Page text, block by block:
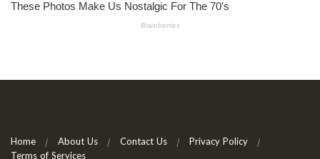
Home About Us Contact Us
Privacy Policy